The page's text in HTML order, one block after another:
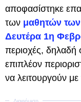
αποφασίστηκε
των μαθητών
Δευτέρα 1η
περιοχές, δηλαδή
επιπλέον
να λειτουργούν